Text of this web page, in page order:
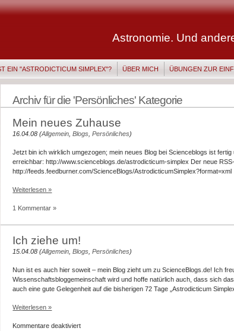
Astronomie. Und
EIN "ASTRODICTICUM SIMPLEX"? ÜBER MICH ÜBUNGEN ZUR
Archiv für die 'Persönliches' Kategorie
Mein neues Zuhause
16.04.08 (Allgemein ,Blogs ,Persönliches)
Jetzt bin ich wirklich umgezogen; mein neues Blog bei Scienceblogs ist
erreichbar: http://www.scienceblogs.de/astrodicticum-simplex Der neue
http://feeds.feedburner.com/ScienceBlogs/AstrodicticumSimplex?format=xml
Weiterlesen »
1 Kommentar »
Ich ziehe um!
15.04.08 (Allgemein ,Blogs ,Persönliches)
Nun ist es auch hier soweit – mein Blog zieht um zu ScienceBlogs.de! Ich
Wissenschaftsbloggemeinschaft wird und hoffe natürlich auch, dass sich
auch eine gute Gelegenheit auf die bisherigen 72 Tage „Astrodicticum
Weiterlesen »
Kommentare deaktiviertfür